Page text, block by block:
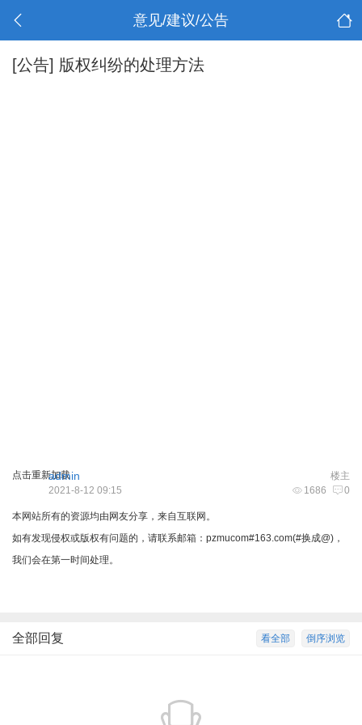
意见/建议/公告
[公告] 版权纠纷的处理方法
点击重新加载 楼主
admin
1686 0
2021-8-12 09:15
本网站所有的资源均由网友分享，来自互联网。
如有发现侵权或版权有问题的，请联系邮箱：pzmucom#163.com(#换成@)，
我们会在第一时间处理。
倒序浏览
看全部
全部回复